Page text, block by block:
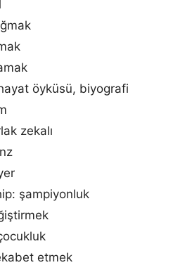
öyküsü, biyografi
zekalı
şampiyonluk
etmek